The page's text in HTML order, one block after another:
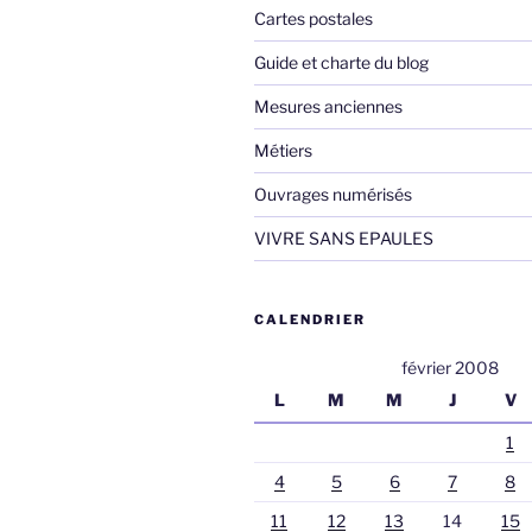
Cartes postales
Guide et charte du blog
Mesures anciennes
Métiers
Ouvrages numérisés
VIVRE SANS EPAULES
CALENDRIER
février 2008
L
M M J V
1
4
5 6 7 8
11
12 13 14 15